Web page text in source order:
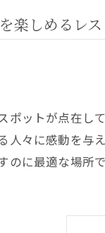
楽しめるレ
ポットが点在し
人々に感動を与
のに最適な場所